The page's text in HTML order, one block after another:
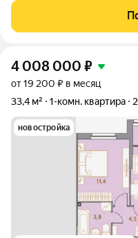
(юридическое лицо).
недвижимости:
4 008 000 ₽
от 19 200 ₽ в месяц
33,4 м²
1-комн. квартира
новостройка